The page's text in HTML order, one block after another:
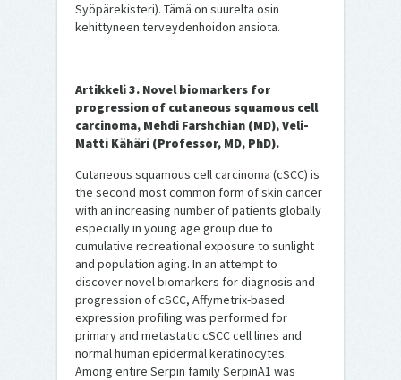
Syöpärekisteri). Tämä on suurelta osin
kehittyneen terveydenhoidon ansiota.
Artikkeli 3. Novel biomarkers for
progression of cutaneous squamous cell
carcinoma, Mehdi Farshchian (MD), Veli-
Matti Kähäri (Professor, MD, PhD).
Cutaneous squamous cell carcinoma (cSCC) is
the second most common form of skin cancer
with an increasing number of patients globally
especially in young age group due to
cumulative recreational exposure to sunlight
and population aging. In an attempt to
discover novel biomarkers for diagnosis and
progression of cSCC, Affymetrix-based
expression profiling was performed for
primary and metastatic cSCC cell lines and
normal human epidermal keratinocytes.
Among entire Serpin family SerpinA1 was